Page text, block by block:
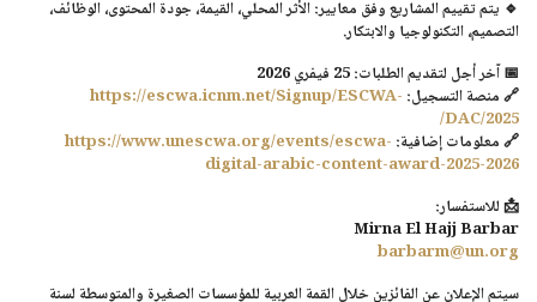
🔹 يتم تقييم المشاريع وفق معايير: الأثر المحلي، القيمة، جودة المحتوى، الوظائف،
التصميم، التكنولوجيا والابتكار.
📅آخر أجل لتقديم الطلبات: 25 فيفري 2026
🔗 منصة التسجيل: https://escwa.icnm.net/Signup/ESCWA-
DAC/2025/
🔗 معلومات إضافية: https://www.unescwa.org/events/escwa-
digital-arabic-content-award-2025-2026
📩 للاستفسار:
Mirna El Hajj Barbar
barbarm@un.org
سيتم الإعلان عن الفائزين خلال القمة العربية للمؤسسات الصغيرة والمتوسطة لسنة